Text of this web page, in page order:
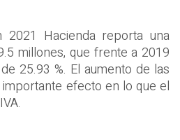
2021 Hacienda reporta una
millones, que frente a 2019
25.93 %. El aumento de las
efecto en lo que el